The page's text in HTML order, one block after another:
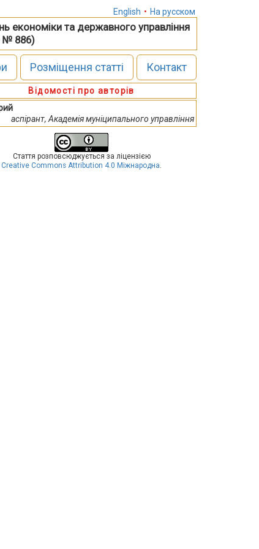
English • На русском
економіки та державного управління
№ 886)
Розміщення статті Контакт
Відомості про авторів
аспірант, Академія муніципального управління
Стаття розповсюджується за ліцензією
Creative Commons Attribution 4.0 Міжнародна.